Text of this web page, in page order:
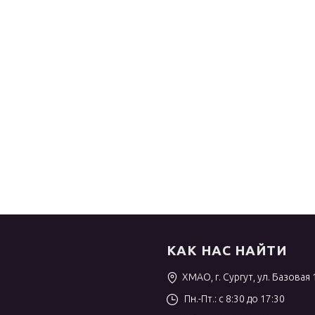
КАК НАС НАЙТИ
ХМАО, г. Сургут, ул. Базовая
Пн.-Пт.: с 8:30 до 17:30